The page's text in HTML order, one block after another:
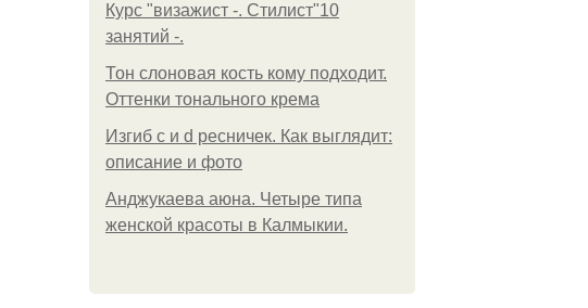
Курс "визажист -. Стилист"10
занятий -.
Тон слоновая кость кому подходит.
Оттенки тонального крема
Изгиб c и d ресничек. Как выглядит:
описание и фото
Анджукаева аюна. Четыре типа
женской красоты в Калмыкии.